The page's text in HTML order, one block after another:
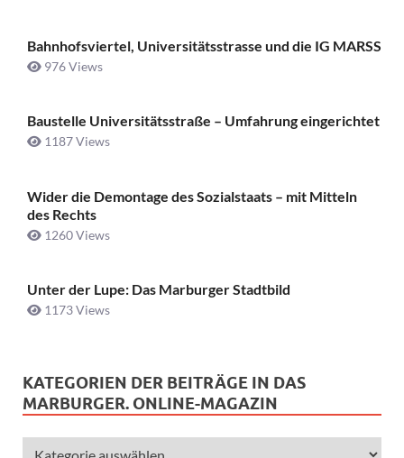
Bahnhofsviertel, Universitätsstrasse und die IG MARSS
976 Views
Baustelle Universitätsstraße ­– Umfahrung eingerichtet
1187 Views
Wider die Demontage des Sozialstaats – mit Mitteln
des Rechts
1260 Views
Unter der Lupe: Das Marburger Stadtbild
1173 Views
KATEGORIEN DER BEITRÄGE IN DAS
MARBURGER. ONLINE-MAGAZIN